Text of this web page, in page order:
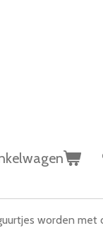
worden met